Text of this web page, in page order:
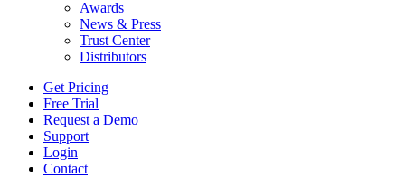
Awards
News & Press
Trust Center
Distributors
Get Pricing
Free Trial
Request a Demo
Support
Login
Contact